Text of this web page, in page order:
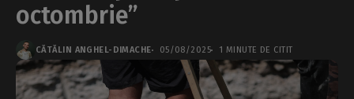
octombrie”
CĂTĂLIN ANGHEL-DIMACHE 05/08/2025 1 MINUTE DE CITIT